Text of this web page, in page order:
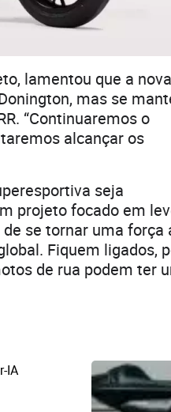
lamentou que a nova
mas se
“Continuaremos o
alcançar os
seja
projeto focado em
se tornar uma força
Fiquem ligados,
de rua podem ter